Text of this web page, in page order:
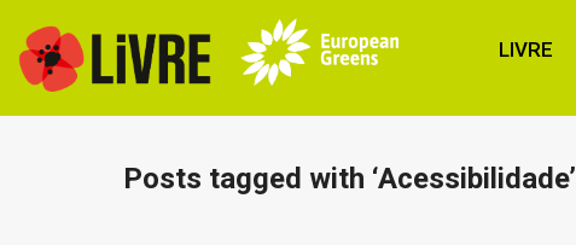
LIVRE
Posts tagged with ‘Acessibilidade’